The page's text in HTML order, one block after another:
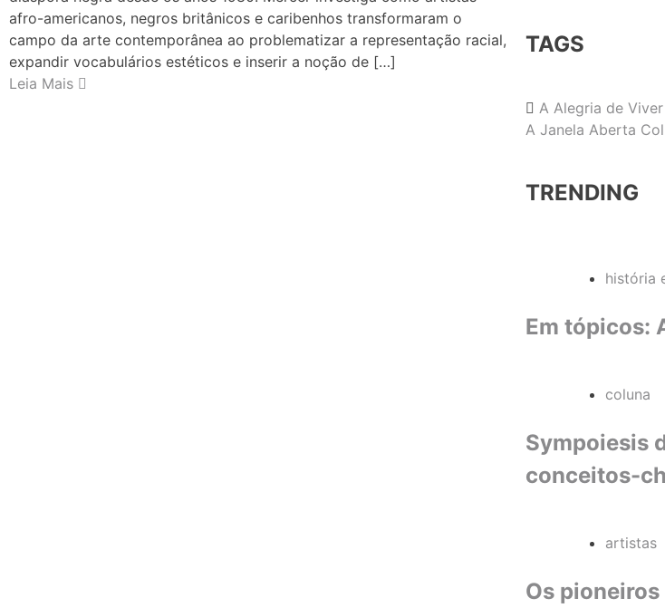
afro-americanos, negros britânicos e caribenhos transformaram o
campo da arte contemporânea ao problematizar a representação racial,
expandir vocabulários estéticos e inserir a noção de […]
Leia Mais
TAGS
A Alegria de Viver
A Janela Aberta
TRENDING
história
Em tópicos:
coluna
Sympoiesis
conceitos-
artistas
Os